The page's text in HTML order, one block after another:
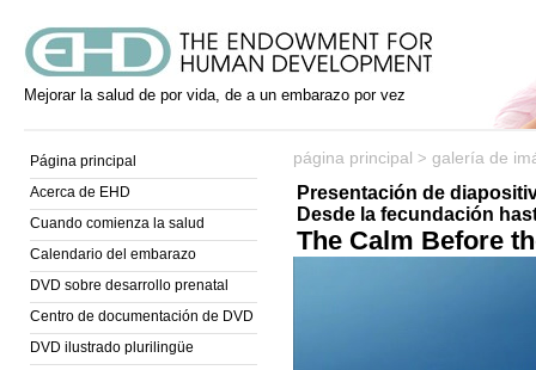
Mejorar la salud de por vida, de a un embarazo por vez
Página principal
Acerca de EHD
Cuando comienza la salud
Calendario del embarazo
DVD sobre desarrollo prenatal
Centro de documentación de DVD
DVD ilustrado plurilingüe
página principal > galería de
Presentación de
Desde la fecundación
The Calm Before